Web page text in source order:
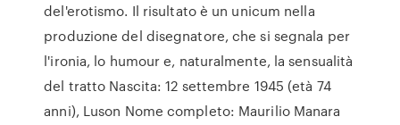
del'erotismo. Il risultato è un unicum nella
produzione del disegnatore, che si segnala per
l'ironia, lo humour e, naturalmente, la sensualità
del tratto Nascita: 12 settembre 1945 (età 74
anni), Luson Nome completo: Maurilio Manara